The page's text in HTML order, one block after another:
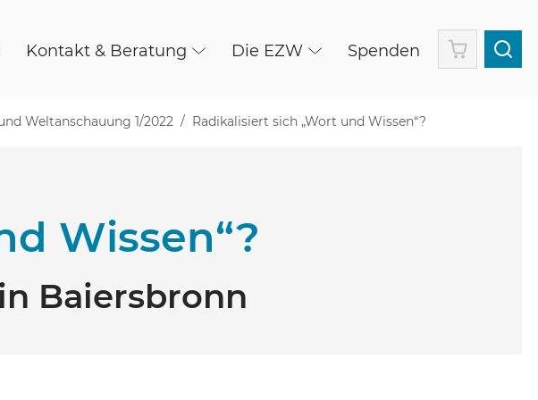
Kontakt & Beratung Die EZW Spenden Warenkorb
Weltanschauung 1/2022 Radikalisiert sich „Wort und Wissen“?
Wissen“?
Baiersbronn